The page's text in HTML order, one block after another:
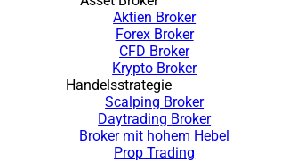
Aktien Broker
Forex Broker
CFD Broker
Krypto Broker
Handelsstrategie
Scalping Broker
Daytrading Broker
Broker mit hohem Hebel
Prop Trading